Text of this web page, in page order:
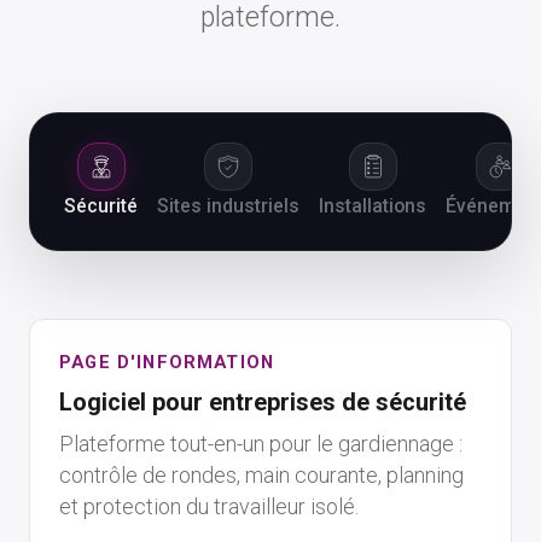
plateforme.
Sécurité Sites industriels Installations
PAGE D'INFORMATION
Logiciel pour entreprises de sécurité
Plateforme tout-en-un pour le gardiennage :
contrôle de rondes, main courante, planning
et protection du travailleur isolé.